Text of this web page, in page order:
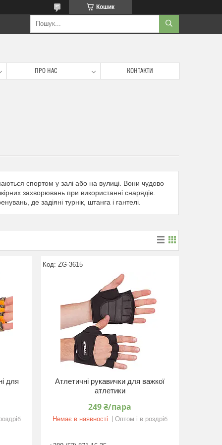
Кошик
ПРО НАС КОНТАКТИ
спортом у залі або на вулиці. Вони чудово
захворювань при використанні снарядів.
де задіяні турнік, штанга і гантелі.
для
ZG-3615
Атлетичні рукавички для важкої
атлетики
249 ₴/пара
Немає в наявності Оптом і в роздріб